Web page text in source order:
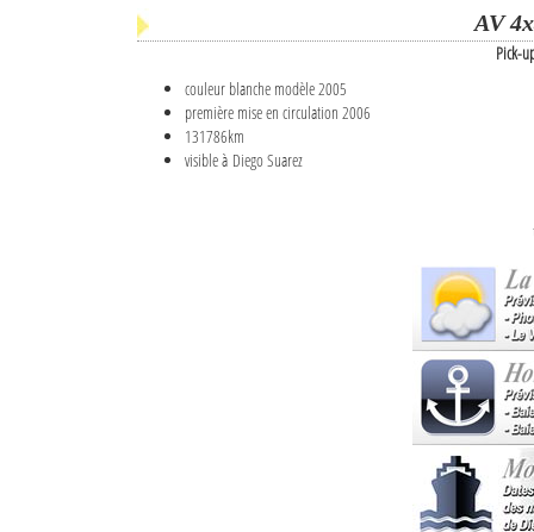
AV
Pick-
couleur blanche modèle 2005
première mise en circulation 2006
131786km
visible à Diego Suarez